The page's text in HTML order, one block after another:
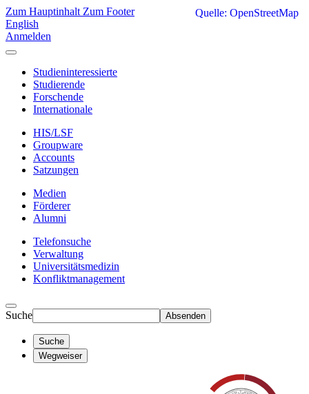
Zum Hauptinhalt Zum Footer
English
Anmelden
Studieninteressierte
Studierende
Forschende
Internationale
HIS/LSF
Groupware
Accounts
Satzungen
Medien
Förderer
Alumni
Telefonsuche
Verwaltung
Universitätsmedizin
Konfliktmanagement
Suche Absenden
Suche
Wegweiser
Quelle: OpenStreetMap